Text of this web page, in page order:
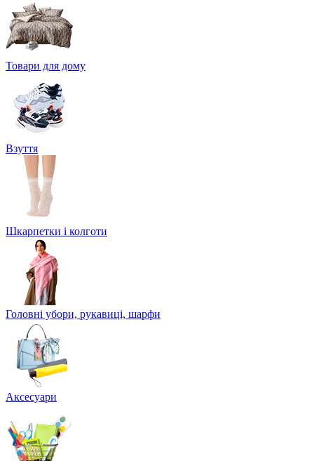
Товари для дому
Взуття
Шкарпетки і колготи
Головні убори, рукавиці, шарфи
Аксесуари